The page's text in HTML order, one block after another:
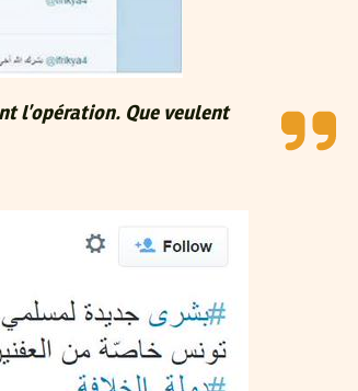
l’opération. Que veulent